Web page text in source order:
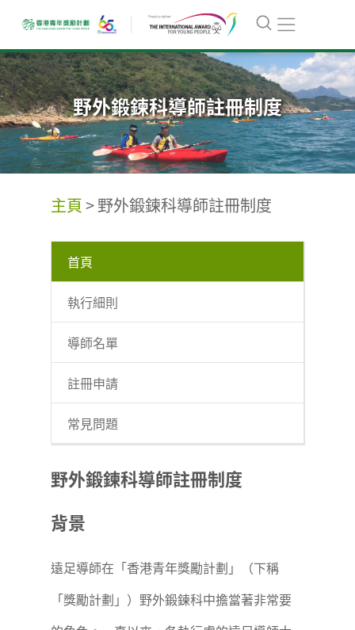
野外鍛鍊科導師註冊制度
主頁>野外鍛鍊科導師註冊制度
首頁
執行細則
導師名單
註冊申請
常見問題
野外鍛鍊科導師註冊制度
背景
遠足導師在「香港青年獎勵計劃」（下稱
「獎勵計劃」）野外鍛鍊科中擔當著非常要